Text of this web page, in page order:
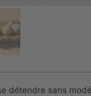
détendre sans